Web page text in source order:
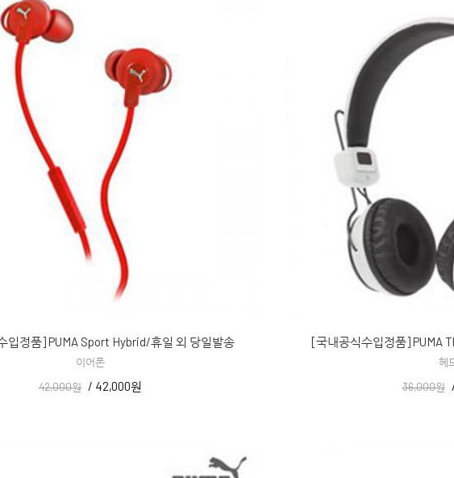
입정품] PUMA Sport Hybrid/휴일 외 당일발송
이어폰
42,000원 / 42,000원
[국내공식수입정품] PUMA
헤
36,000원